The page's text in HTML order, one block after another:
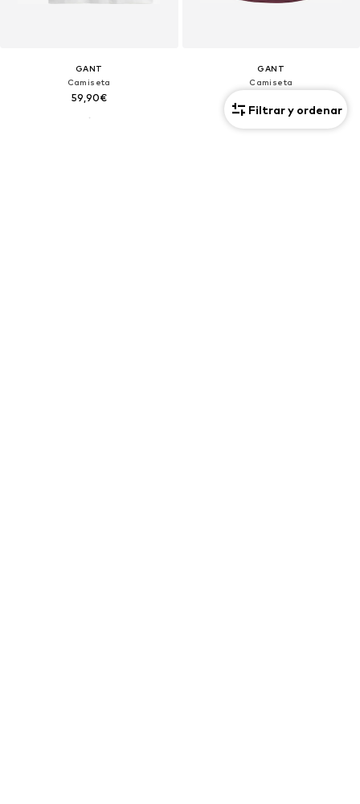
GANT
Camiseta
59,90€
GANT
Camiseta
Filtrar y ordenar